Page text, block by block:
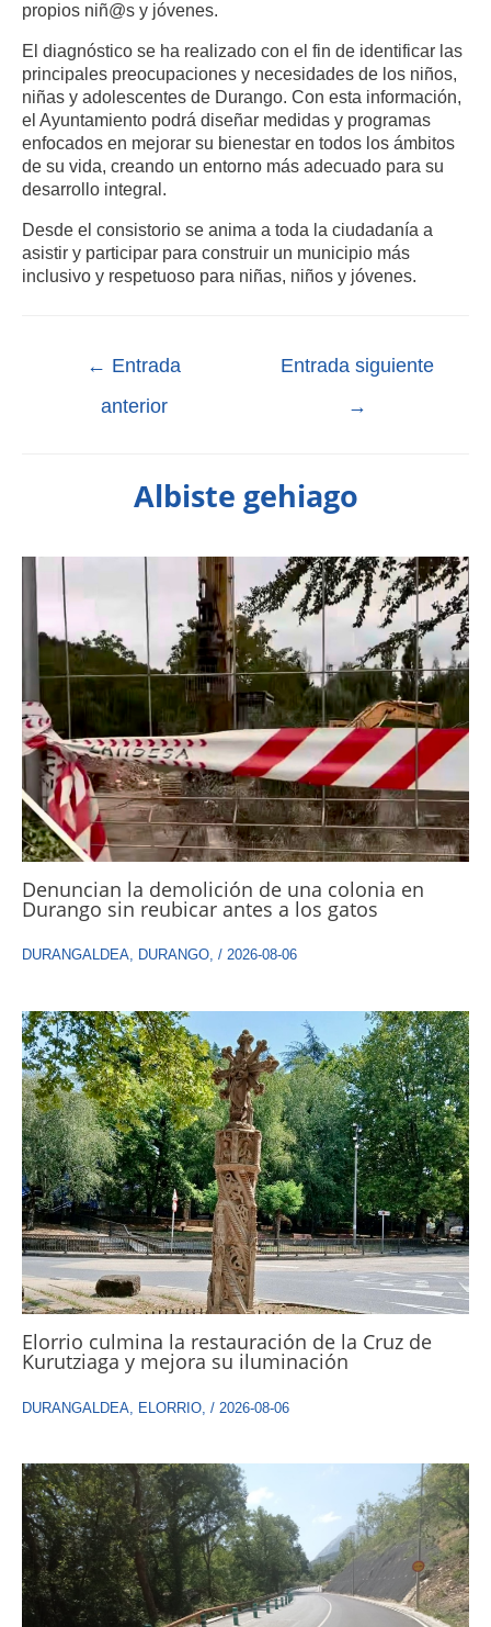
propios niñ@s y jóvenes.
El diagnóstico se ha realizado con el fin de identificar las
principales preocupaciones y necesidades de los niños,
niñas y adolescentes de Durango. Con esta información,
el Ayuntamiento podrá diseñar medidas y programas
enfocados en mejorar su bienestar en todos los ámbitos
de su vida, creando un entorno más adecuado para su
desarrollo integral.
Desde el consistorio se anima a toda la ciudadanía a
asistir y participar para construir un municipio más
inclusivo y respetuoso para niñas, niños y jóvenes.
← Entrada
anterior
Entrada siguiente
→
Albiste gehiago
Denuncian la demolición de una colonia en
Durango sin reubicar antes a los gatos
DURANGALDEA, DURANGO, / 2026-08-06
Elorrio culmina la restauración de la Cruz de
Kurutziaga y mejora su iluminación
DURANGALDEA ELORRIO / 2026-08-06